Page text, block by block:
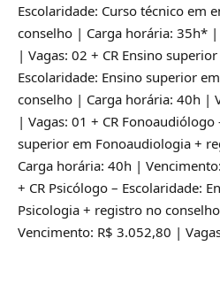
Escolaridade: Curso técnico em
conselho | Carga horária: 35h* |
| Vagas: 02 + CR Ensino
Escolaridade: Ensino superior
conselho | Carga horária: 40h |
| Vagas: 01 + CR Fonoaudiólogo
superior em Fonoaudiologia +
Carga horária: 40h |
+ CR Psicólogo – Escolaridade:
Psicologia + registro no
Vencimento: R$ 3.052,80 |